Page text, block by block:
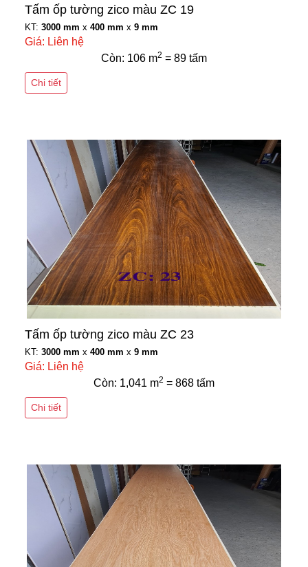
Tấm ốp tường zico màu ZC 19
KT: 3000 mm x 400 mm x 9 mm
Giá: Liên hệ
Còn: 106 m2 = 89 tấm
Chi tiết
Tấm ốp tường zico màu ZC 23
KT: 3000 mm x 400 mm x 9 mm
Giá: Liên hệ
Còn: 1,041 m2 = 868 tấm
Chi tiết